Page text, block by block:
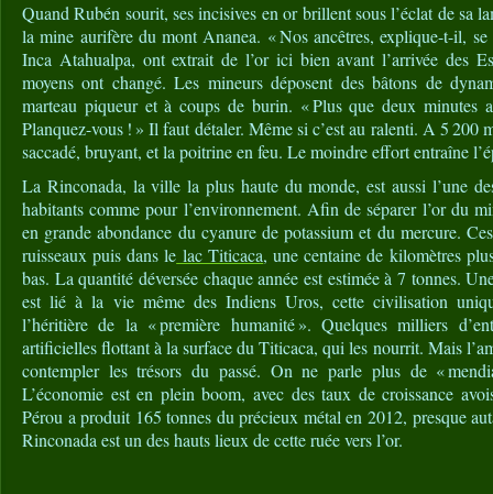
Quand Rubén sourit, ses incisives en or brillent sous l’éclat de sa
la mine aurifère du mont Ananea. « Nos ancêtres, explique-t-il,
Inca Atahualpa, ont extrait de l’or ici bien avant l’arrivée des
moyens ont changé. Les mineurs déposent des bâtons de
marteau piqueur et à coups de burin. « Plus que deux minutes
Planquez-vous ! » Il faut détaler. Même si c’est au ralenti. A 5 200
saccadé, bruyant, et la poitrine en feu. Le moindre effort entraîne
La Rinconada, la ville la plus haute du monde, est aussi l’une
habitants comme pour l’environnement. Afin de séparer l’or du
en grande abondance du cyanure de potassium et du mercure.
ruisseaux puis dans le lac Titicaca, une centaine de kilomètres
bas. La quantité déversée chaque année est estimée à 7 tonnes.
est lié à la vie même des Indiens Uros, cette civilisation
l’héritière de la « première humanité ». Quelques milliers
artificielles flottant à la surface du Titicaca, qui les nourrit. Mais
contempler les trésors du passé. On ne parle plus de «
L’économie est en plein boom, avec des taux de croissance
Pérou a produit 165 tonnes du précieux métal en 2012, presque
Rinconada est un des hauts lieux de cette ruée vers l’or.